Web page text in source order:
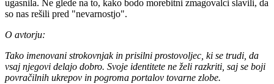
ugasnila. Ne glede na to, kako bodo morebitni zmagovalci slavili, da
so nas rešili pred "nevarnostjo".
O avtorju:
Tako imenovani strokovnjak in prisilni prostovoljec, ki se trudi, da
vsaj njegovi delajo dobro. Svoje identitete ne želi razkriti, saj se boji
povračilnih ukrepov in pogroma portalov tovarne zlobe.